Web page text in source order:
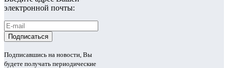
электронной почты:
Подписавшись на новости, Вы
будете получать периодические